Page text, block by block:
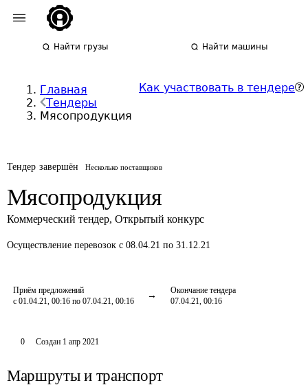
Найти грузы Найти машины
Главная
Тендеры
Мясопродукция
Как участвовать в тендере
Тендер завершён Несколько поставщиков
Мясопродукция
Коммерческий тендер, Открытый конкурс
Осуществление перевозок с 08.04.21 по 31.12.21
Приём предложений
с 01.04.21, 00:16 по 07.04.21, 00:16
Окончание тендера
07.04.21, 00:16
0 Создан 1 апр 2021
Маршруты и транспорт